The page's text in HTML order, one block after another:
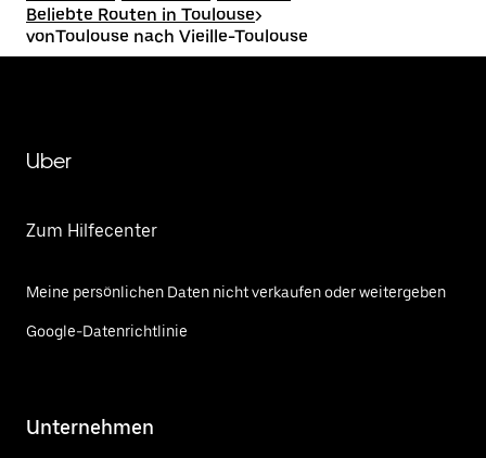
Beliebte Routen in Toulouse>
vonToulouse nach Vieille-Toulouse
Uber
Zum Hilfecenter
Meine persönlichen Daten nicht verkaufen oder weitergeben
Google-Datenrichtlinie
Unternehmen